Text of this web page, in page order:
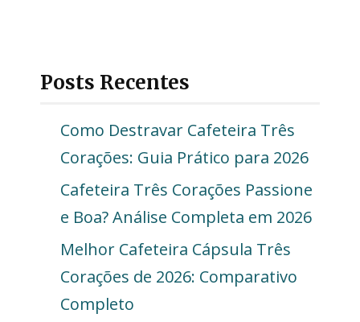
Posts Recentes
Como Destravar Cafeteira Três
Corações: Guia Prático para 2026
Cafeteira Três Corações Passione
e Boa? Análise Completa em 2026
Melhor Cafeteira Cápsula Três
Corações de 2026: Comparativo
Completo